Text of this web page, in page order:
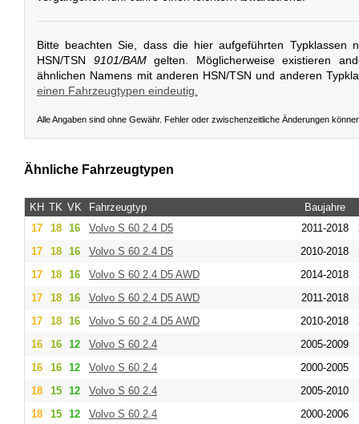
Bitte beachten Sie, dass die hier aufgeführten Typklassen
HSN/TSN 9101/BAMgelten. Möglicherweise existieren
ähnlichen Namens mit anderen HSN/TSN und anderen
einen Fahrzeugtypen eindeutig.
Alle Angaben sind ohne Gewähr. Fehler oder zwischenzeitliche Änderungen
Ähnliche Fahrzeugtypen
KH TK VK Fahrzeugtyp
Baujahre
17
18 16 Volvo S 60 2.4 D5 2011-2018
17
18 16 Volvo S 60 2.4 D5 2010-2018
17
18 16 Volvo S 60 2.4 D5 AWD 2014-2018
17
18 16 Volvo S 60 2.4 D5 AWD 2011-2018
17
18 16 Volvo S 60 2.4 D5 AWD 2010-2018
16
16 12 Volvo S 60 2.4 2005-2009
16
16 12 Volvo S 60 2.4 2000-2005
18
15 12 Volvo S 60 2.4 2005-2010
18
15 12 Volvo S 60 2.4 2000-2006